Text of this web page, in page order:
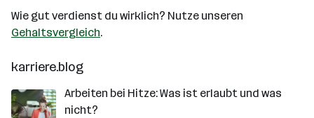
Wie gut verdienst du wirklich? Nutze unseren
Gehaltsvergleich.
karriere.blog
Arbeiten bei Hitze: Was ist erlaubt und was
nicht?